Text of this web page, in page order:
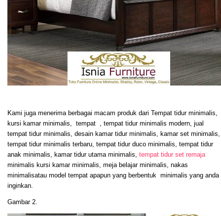
Kami juga menerima berbagai macam produk dari Tempat tidur minimalis,
kursi kamar minimalis, tempat , tempat tidur minimalis modern, jual
tempat tidur minimalis, desain kamar tidur minimalis, kamar set minimalis,
tempat tidur minimalis terbaru, tempat tidur duco minimalis, tempat tidur
anak minimalis, kamar tidur utama minimalis, tempat tidur set remaja
minimalis kursi kamar minimalis, meja belajar minimalis, nakas
minimalisatau model tempat apapun yang berbentuk minimalis yang anda
inginkan.
Gambar 2.